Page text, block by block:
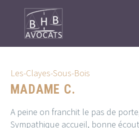
Les-Clayes-Sous-Bois
MADAME C.
A peine on franchit le pas de
Sympathique accueil, bonne